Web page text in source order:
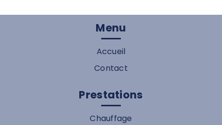
Menu
Accueil
Contact
Prestations
Chauffage